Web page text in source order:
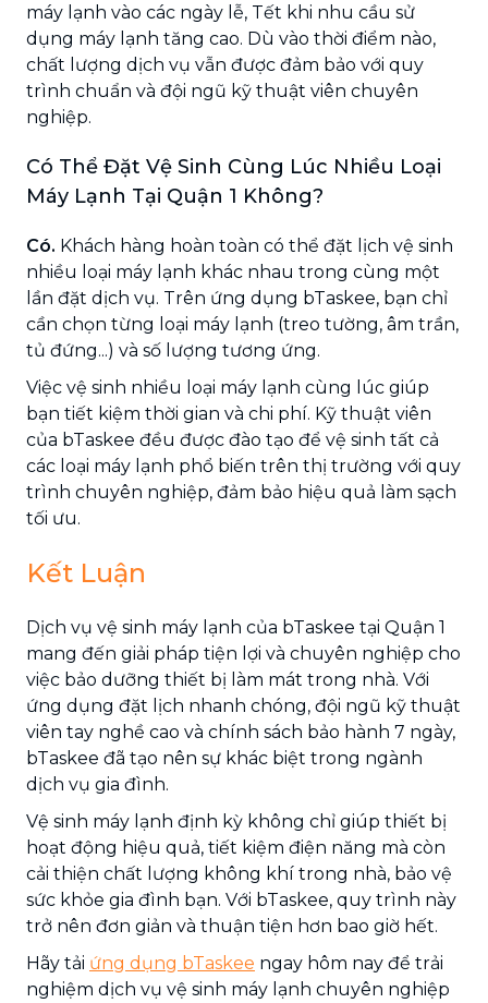
máy lạnh vào các ngày lễ, Tết khi nhu cầu sử
dụng máy lạnh tăng cao. Dù vào thời điểm nào,
chất lượng dịch vụ vẫn được đảm bảo với quy
trình chuẩn và đội ngũ kỹ thuật viên chuyên
nghiệp.
Có Thể Đặt Vệ Sinh Cùng Lúc Nhiều Loại
Máy Lạnh Tại Quận 1 Không?
Có. Khách hàng hoàn toàn có thể đặt lịch vệ sinh
nhiều loại máy lạnh khác nhau trong cùng một
lần đặt dịch vụ. Trên ứng dụng bTaskee, bạn chỉ
cần chọn từng loại máy lạnh (treo tường, âm trần,
tủ đứng...) và số lượng tương ứng.
Việc vệ sinh nhiều loại máy lạnh cùng lúc giúp
bạn tiết kiệm thời gian và chi phí. Kỹ thuật viên
của bTaskee đều được đào tạo để vệ sinh tất cả
các loại máy lạnh phổ biến trên thị trường với quy
trình chuyên nghiệp, đảm bảo hiệu quả làm sạch
tối ưu.
Kết Luận
Dịch vụ vệ sinh máy lạnh của bTaskee tại Quận 1
mang đến giải pháp tiện lợi và chuyên nghiệp cho
việc bảo dưỡng thiết bị làm mát trong nhà. Với
ứng dụng đặt lịch nhanh chóng, đội ngũ kỹ thuật
viên tay nghề cao và chính sách bảo hành 7 ngày,
bTaskee đã tạo nên sự khác biệt trong ngành
dịch vụ gia đình.
Vệ sinh máy lạnh định kỳ không chỉ giúp thiết bị
hoạt động hiệu quả, tiết kiệm điện năng mà còn
cải thiện chất lượng không khí trong nhà, bảo vệ
sức khỏe gia đình bạn. Với bTaskee, quy trình này
trở nên đơn giản và thuận tiện hơn bao giờ hết.
Hãy tải ứng dụng bTaskee ngay hôm nay để trải
nghiệm dịch vụ vệ sinh máy lạnh chuyên nghiệp